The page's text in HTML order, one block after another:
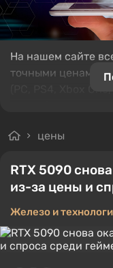
На нашем сайте
точными ценами
цены
RTX 5090
из-за цены и
Железо и